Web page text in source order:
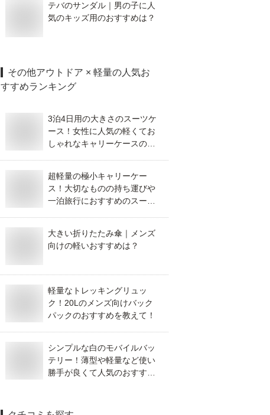
テバのサンダル｜男の子に人
気のキッズ用のおすすめは？
その他アウトドア × 軽量の人気お
すすめランキング
3泊4日用の大きさのスーツケ
ース！女性に人気の軽くてお
しゃれなキャリーケースのお
超軽量の極小キャリーケー
ス！大切なものの持ち運びや
一泊旅行におすすめのスーツ
大きい折りたたみ傘｜メンズ
向けの軽いおすすめは？
軽量なトレッキングリュッ
ク！20Lのメンズ向けバック
パックのおすすめを教えて！
シンプルな白のモバイルバッ
テリー！薄型や軽量など使い
勝手が良くて人気のおすすめ